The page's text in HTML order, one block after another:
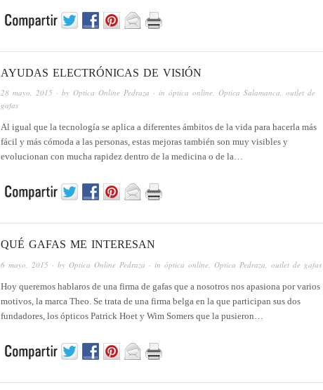
AYUDAS ELECTRÓNICAS DE VISIÓN
28 mayo, 2015 · by Optica Online Pedraza · in óptica online, Óptica Salamanca, outlet de
gafas
Al igual que la tecnología se aplica a diferentes ámbitos de la vida para hacerla más
fácil y más cómoda a las personas, estas mejoras también son muy visibles y
evolucionan con mucha rapidez dentro de la medicina o de la…
QUÉ GAFAS ME INTERESAN
6 mayo, 2015 · by Optica Online Pedraza · in óptica online Optica Pedraza outlet de gafas
Hoy queremos hablaros de una firma de gafas que a nosotros nos apasiona por varios
motivos, la marca Theo. Se trata de una firma belga en la que participan sus dos
fundadores, los ópticos Patrick Hoet y Wim Somers que la pusieron…